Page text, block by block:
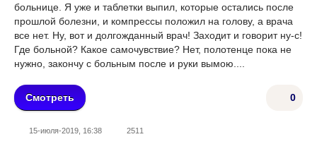
больнице. Я уже и таблетки выпил, которые остались после
прошлой болезни, и компрессы положил на голову, а врача
все нет. Ну, вот и долгожданный врач! Заходит и говорит ну-с!
Где больной? Какое самочувствие? Нет, полотенце пока не
нужно, закончу с больным после и руки вымою....
0
Смотреть
15-июля-2019, 16:38 2511